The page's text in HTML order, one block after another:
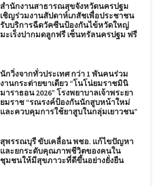
สำนักงานสาธารณสุขจังหวัดนครปฐม
เชิญร่วมงานสัปดาห์เภสัชเพื่อประชาชน
รับบริการฉีดวัคซีนป้องกันไข้หวัดใหญ่
มะเร็งปากมดลูกฟรี เซ็นทรัลนครปฐม ฟรี
นักวิ่งจากทั่วประเทศ กว่า 1 พันคนร่วม
งานกระต่ายขาเดียว “โนโน่ยมราชมินิ
มาราธอน 2026” โรงพยาบาลเจ้าพระยา
ยมราช “รณรงค์ป้องกันนักสูบหน้าใหม่
และควบคุมการใช้ยาสูบในกลุ่มเยาวชน”
สุพรรณบุรี ขับเคลื่อน พชอ. แก้ไขปัญหา
และยกระดับคุณภาพชีวิตของคนใน
ชุมชนให้มีสุขภาวะที่ดีขึ้นอย่างยั่งยืน